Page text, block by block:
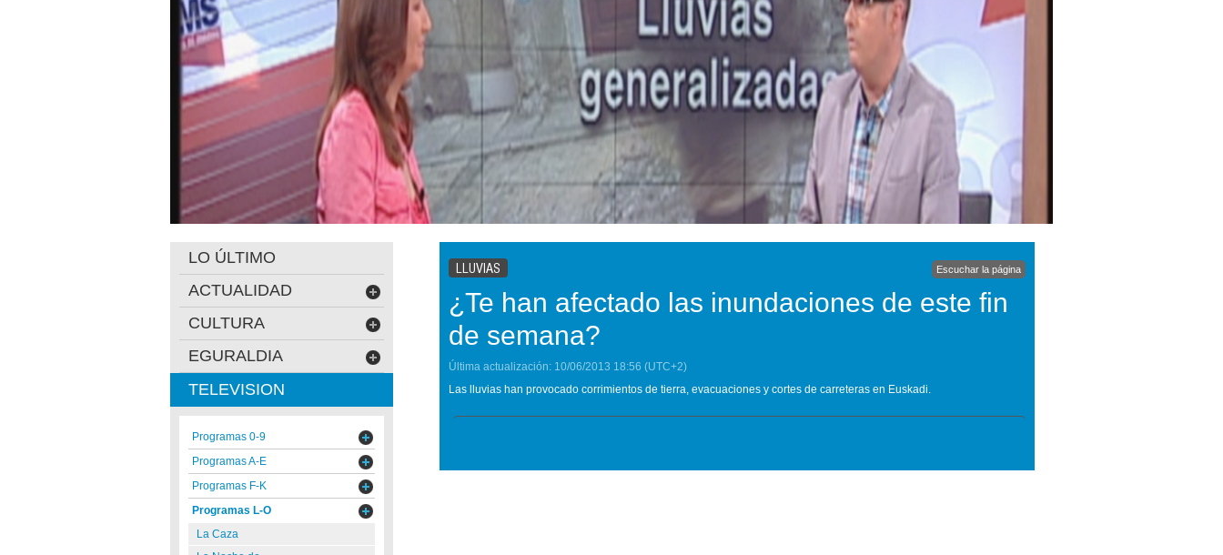
LLUVIAS Escuchar la página
¿Te han afectado las inundaciones de este fin
de semana?
Última actualización: 10/06/2013 18:56 (UTC+2)
Las lluvias han provocado corrimientos de tierra, evacuaciones y cortes de carreteras en Euskadi.
LO ÚLTIMO
ACTUALIDAD
CULTURA
EGURALDIA
TELEVISION
Programas 0-9
Programas A-E
Programas F-K
Programas L-O
La Caza